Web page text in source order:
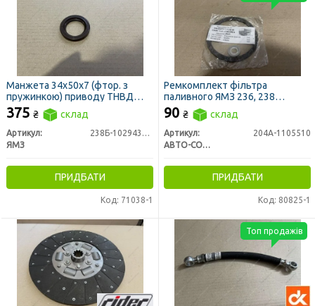
Манжета 34х50х7 (фтор. з
пружинкою) приводу ТНВД
236НЕ, 7511 (пр-во ЯМЗ))
375 ₴ склад
Артикул:
238Б-1029438-А
ЯМЗ
ПРИДБАТИ
Код: 71038-1
Ремкомплект фільтра
паливного ЯМЗ 236, 238
грубого очищення (3-и
найменування)
90 ₴ склад
Артикул:
204А-1105510
АВТО-СОЮЗ 88
ПРИДБАТИ
Код: 80825-1
Топ продажів